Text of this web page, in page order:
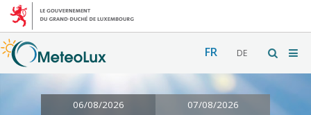
FR DE
06/08/2026 07/08/2026